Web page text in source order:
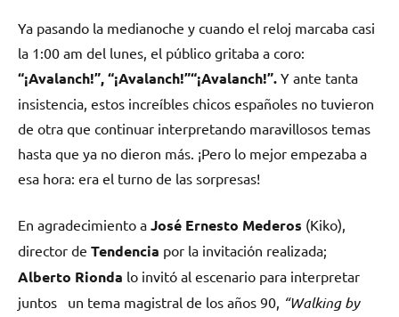
Ya pasando la medianoche y cuando el reloj marcaba casi
la 1:00 am del lunes, el público gritaba a coro:
“¡Avalanch!”, “¡Avalanch!”“¡Avalanch!”. Y ante tanta
insistencia, estos increíbles chicos españoles no tuvieron
de otra que continuar interpretando maravillosos temas
hasta que ya no dieron más. ¡Pero lo mejor empezaba a
esa hora: era el turno de las sorpresas!
En agradecimiento a José Ernesto Mederos (Kiko),
director de Tendencia por la invitación realizada;
Alberto Rionda lo invitó al escenario para interpretar
juntos un tema magistral de los años 90, “Walking by